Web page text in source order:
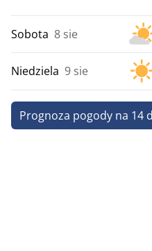
Sobota 8 sie
Niedziela 9 sie
Prognoza pogody na 14